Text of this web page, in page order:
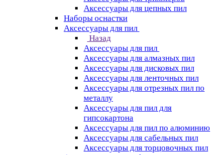
Аксессуары для цепных пил
Наборы оснастки
Аксессуары для пил
Назад
Аксессуары для пил
Аксессуары для алмазных пил
Аксессуары для дисковых пил
Аксессуары для ленточных пил
Аксессуары для отрезных пил по
металлу
Аксессуары для пил для
гипсокартона
Аксессуары для пил по алюминию
Аксессуары для сабельных пил
Аксессуары для торцовочных пил